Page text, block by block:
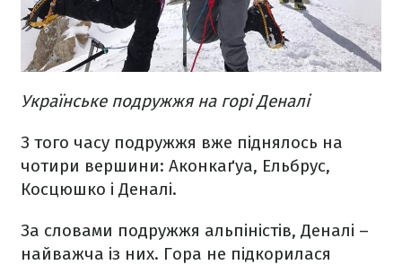
Українське подружжя на горі Деналі
З того часу подружжя вже піднялось на
чотири вершини: Аконкаґуа, Ельбрус,
Косцюшко і Деналі.
За словами подружжя альпіністів, Деналі –
найважча із них. Гора не підкорилася